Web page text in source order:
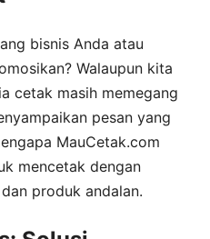
bisnis Anda atau
Walaupun kita
cetak masih memegang
pesan yang
MauCetak.com
mencetak dengan
produk andalan.